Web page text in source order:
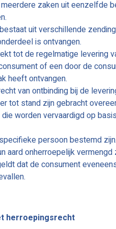
zaken uit eenzelfde
uit verschillende
is ontvangen.
tot de regelmatige levering
consument of een door de
heeft ontvangen.
van ontbinding bij de
tot stand zijn gebracht
die worden vervaardigd
persoon bestemd zijn.
aard onherroepelijk
dat de consument
herroepingsrecht